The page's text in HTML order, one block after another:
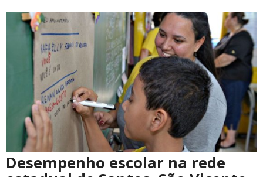
Desempenho escolar na rede